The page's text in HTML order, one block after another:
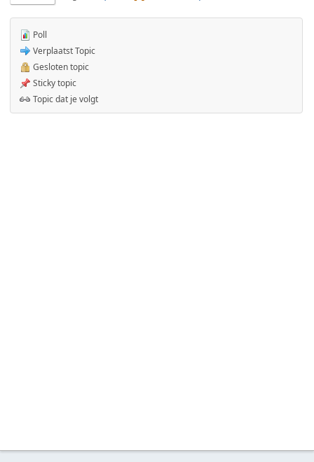
Poll
Verplaatst Topic
Gesloten topic
Sticky topic
Topic dat je volgt